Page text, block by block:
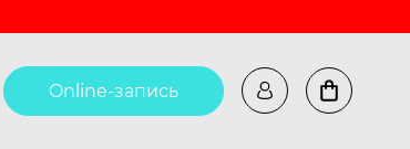
Online-запись